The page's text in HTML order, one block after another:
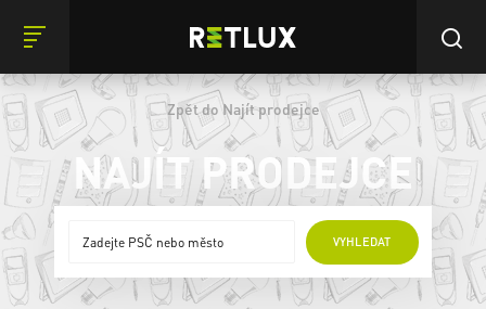
Zpět do Najít prodejce
NAJÍT PRODEJCE
VYHLEDAT
ONLINE PRODEJCI